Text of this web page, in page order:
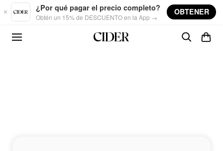
Skip to main content
¿Por qué pagar el precio completo?
Obtén un 15% de DESCUENTO en la App →
OBTENER